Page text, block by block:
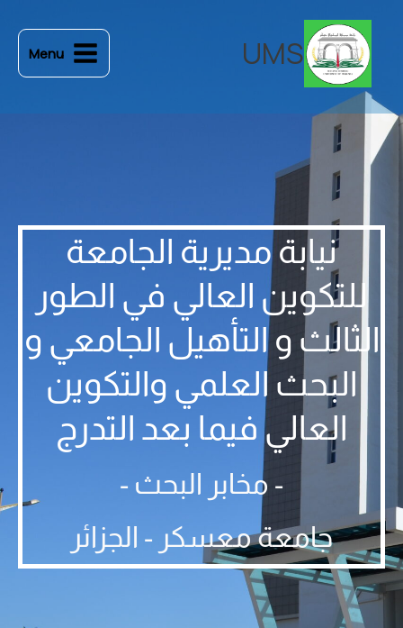
المحتوى
UMS
Menu
نيابة مديرية الجامعة
للتكوين العالي في الطور
الثالث و التأهيل الجامعي و
البحث العلمي والتكوين
العالي فيما بعد التدرج
- مخابر البحث -
جامعة معسكر - الجزائر